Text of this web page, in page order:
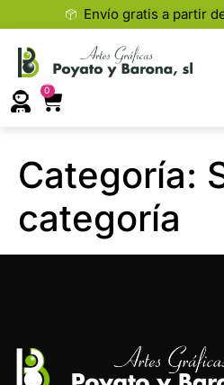
Envío gratis a partir
0
Categoría:
categoría